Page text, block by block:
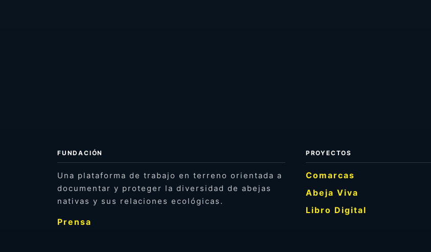
FUNDACIÓN
Una plataforma de trabajo en terreno orientada a
documentar y proteger la diversidad de abejas
nativas y sus relaciones ecológicas.
Prensa
PROYECTOS
Comarcas
Abeja Viva
Libro Digital